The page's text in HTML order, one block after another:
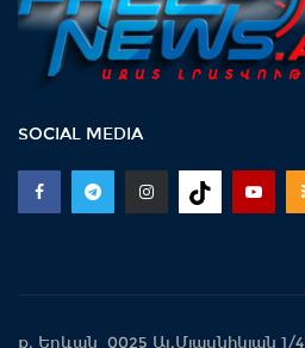
SOCIAL MEDIA
ք. Երևան 0025 Ալ.Մյասնիկյան 1/4